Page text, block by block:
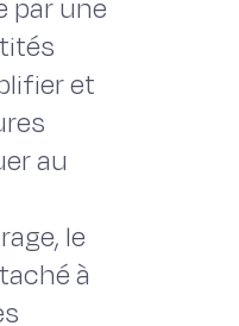
par une
et
au
le
à